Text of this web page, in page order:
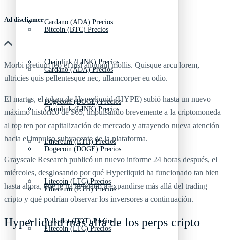
Cardano (ADA) Precios
Chainlink (LINK) Precios
Dogecoin (DOGE) Precios
Ethereum (ETH) Precios
Litecoin (LTC) Precios
Polkadot (DOT) Precios
Bitcoin (BTC) Precios
Cardano (ADA) Precios
Chainlink (LINK) Precios
Dogecoin (DOGE) Precios
Ethereum (ETH) Precios
Litecoin (LTC) Precios
Ad discliamer
Morbi pretium leo et nisl aliquam mollis. Quisque arcu lorem,
ultricies quis pellentesque nec, ullamcorper eu odio.
El martes, el token de Hyperliquid (HYPE) subió hasta un nuevo
máximo histórico de $65, impulsando brevemente a la criptomoneda
al top ten por capitalización de mercado y atrayendo nueva atención
hacia el impulso subyacente de la plataforma.
Grayscale Research publicó un nuevo informe 24 horas después, el
miércoles, desglosando por qué Hyperliquid ha funcionado tan bien
hasta ahora, qué le ha ayudado a expandirse más allá del trading
cripto y qué podrían observar los inversores a continuación.
Hyperliquid más allá de los perps cripto